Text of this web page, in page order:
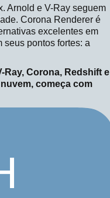
Arnold e V-Ray seguem
Corona Renderer é
excelentes em
seus pontos fortes: a
Corona, Redshift e
começa com